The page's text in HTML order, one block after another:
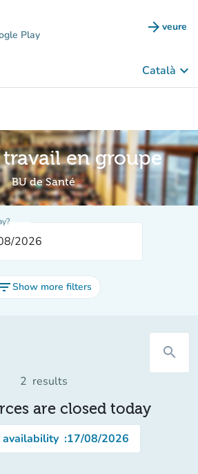
Play arrow_forward veure
(new
Català keyboard_arrow_down
travail en groupe
BU de Santé
Show more filters
search
2 results
are closed today
availability :17/08/2026